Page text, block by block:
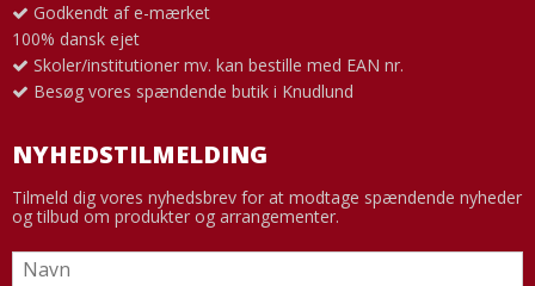
Godkendt af e-mærket
100% dansk ejet
Skoler/institutioner mv. kan bestille med EAN nr.
Besøg vores spændende butik i Knudlund
NYHEDSTILMELDING
Tilmeld dig vores nyhedsbrev for at modtage spændende nyheder
og tilbud om produkter og arrangementer.